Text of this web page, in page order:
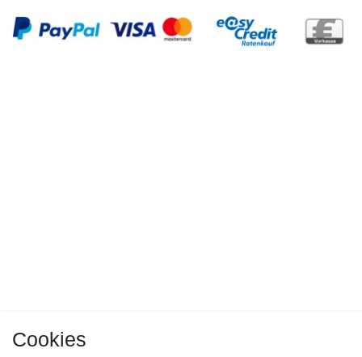
Cookies